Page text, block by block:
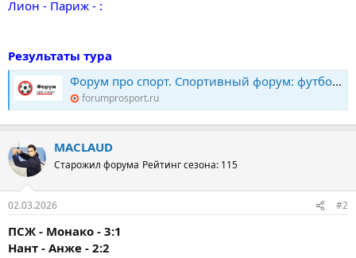
Лион - Париж - :
Результаты тура
Форум про спорт. Спортивный форум: футбол, хоккей, биатлон, теннис. Конкурс прогнозов
forumprosport.ru
MACLAUD
Старожил форума Рейтинг сезона: 115
02.03.2026 #2
ПСЖ - Монако - 3:1
Нант - Анже - 2:2